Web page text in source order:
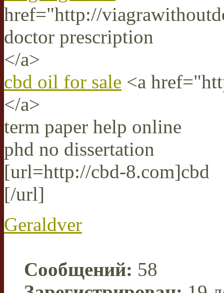
href="http://
doctor prescription
</a>
cbd oil for sale <a
</a>
term paper help online
phd no dissertation
[url=http://cbd-8.com]cbd
[/url]
Geraldver
Сообщений: 58